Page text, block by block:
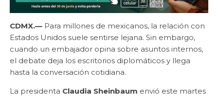
CDMX.— Para millones de mexicanos, la relación con
Estados Unidos suele sentirse lejana. Sin embargo,
cuando un embajador opina sobre asuntos internos,
el debate deja los escritorios diplomáticos y llega
hasta la conversación cotidiana.
La presidenta Claudia Sheinbaum envió este martes